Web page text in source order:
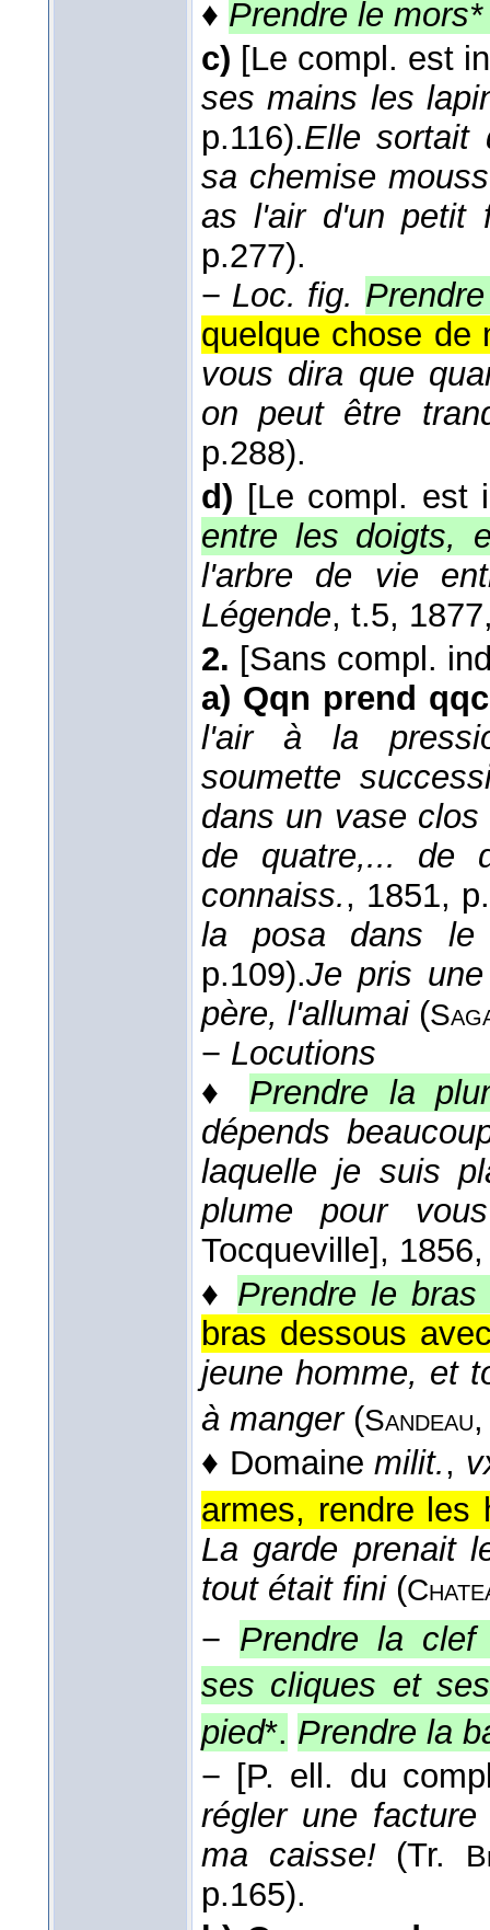
♦ Prendre le
c) [Le compl. est
ses mains les
p.116).Elle sortait
sa chemise
as l'air d'un petit
p.277).
− Loc. fig.
quelque chose de
vous dira que
on peut être
p.288).
d) [Le compl. est
entre les doigts,
l'arbre de vie
Légende, t.5, 1877
2. [Sans compl.
a) Qqn prend
l'air à la
soumette
dans un vase
de quatre,... de
connaiss., 1851,
la posa dans le
p.109).Je pris
père, l'allumai(
− Locutions
♦ Prendre la
dépends
laquelle je suis
plume pour
Tocqueville] , 1856
♦ Prendre le bras
bras dessous
jeune homme, et
à manger(Sandeau
♦ Domainemilit.,
armes, rendre les
La garde prenait
tout était fini(
− Prendre la clef
ses cliques et
pied*. Prendre la
− [P. ell. du
régler une
ma caisse!(Tr.
p.165).